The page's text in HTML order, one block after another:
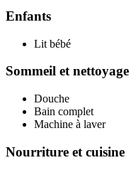
Enfants
Lit bébé
Sommeil et nettoyage
Douche
Bain complet
Machine à laver
Nourriture et cuisine